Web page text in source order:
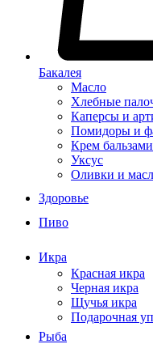
Бакалея
Масло
Хлебные
Каперсы и
Помидоры и
Крем
Уксус
Оливки и
Здоровье
Пиво
Икра
Красная икра
Черная икра
Щучья икра
Подарочная
Рыба